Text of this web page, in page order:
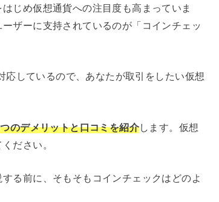
じめ仮想通貨への注目度も高まっていま
ザーに支持されているのが「コインチェッ
しているので、あなたが取引をしたい仮想
のデメリットと口コミを紹介します。仮想
ださい。
る前に、そもそもコインチェックはどのよ